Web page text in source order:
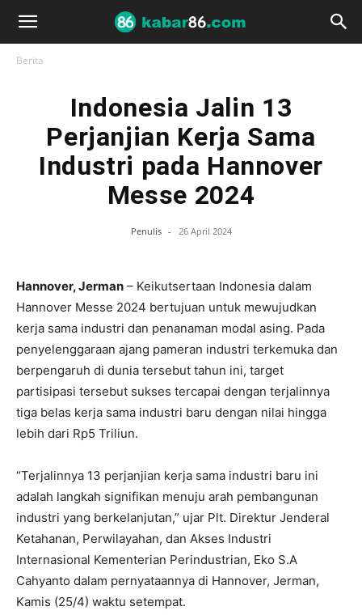
Berita
Indonesia Jalin 13
Perjanjian Kerja Sama
Industri pada Hannover
Messe 2024
Penulis - 26 April 2024
Hannover, Jerman – Keikutsertaan Indonesia dalam
Hannover Messe 2024 bertujuan untuk mewujudkan
kerja sama industri dan penanaman modal asing. Pada
penyelenggaraan ajang pameran industri terkemuka dan
berpengaruh di dunia tersebut tahun ini, target
partisipasi tersebut sukses tercapai dengan terjalinnya
tiga belas kerja sama industri baru dengan nilai hingga
lebih dari Rp5 Triliun.
“Terjalinnya 13 perjanjian kerja sama industri baru ini
adalah langkah signifikan menuju arah pembangunan
industri yang berkelanjutan,” ujar Plt. Direktur Jenderal
Ketahanan, Perwilayahan, dan Akses Industri
Internasional Kementerian Perindustrian, Eko S.A
Cahyanto dalam pernyataannya di Hannover, Jerman,
Kamis (25/4) waktu setempat.